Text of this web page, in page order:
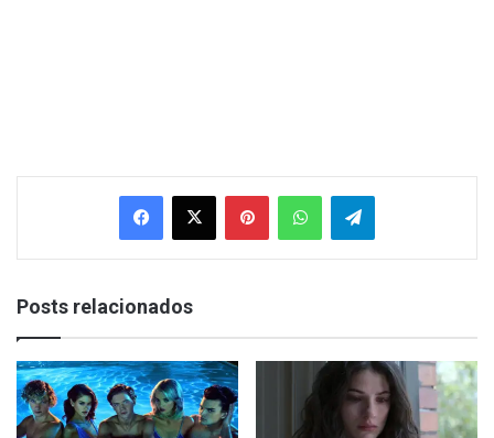
Facebook
X PinterestWhatsAppTelegram
Posts relacionados